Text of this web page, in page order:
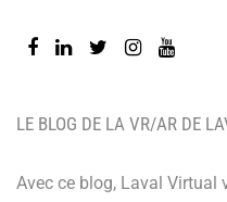
LE BLOG DE LA VR/AR DE
Avec ce blog, Laval Virtual